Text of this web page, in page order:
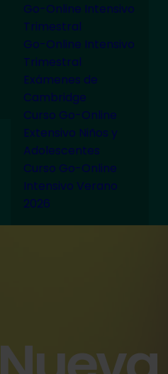
Go-Online Intensivo
Trimestral
Go-Online Intensivo
Trimestral
Exámenes de
Cambridge
Curso Go-Online
Extensivo Niños y
Adolescentes
Curso Go-Online
Intensivo Verano
2026